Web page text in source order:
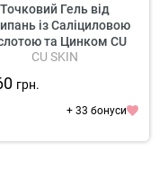
Точковий Гель від
із Саліциловою
та Цинком CU
Clean-Up AV Free
CU SKIN
грн.
+ 33 бонуси